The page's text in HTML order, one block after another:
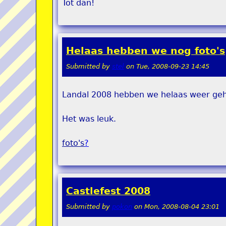
Tot dan!
Helaas hebben we nog foto's
Submitted by stel on Tue, 2008-09-23 14:45
Landal 2008 hebben we helaas weer
Het was leuk.
foto's?
Castlefest 2008
Submitted by pokon on Mon, 2008-08-04 23:01